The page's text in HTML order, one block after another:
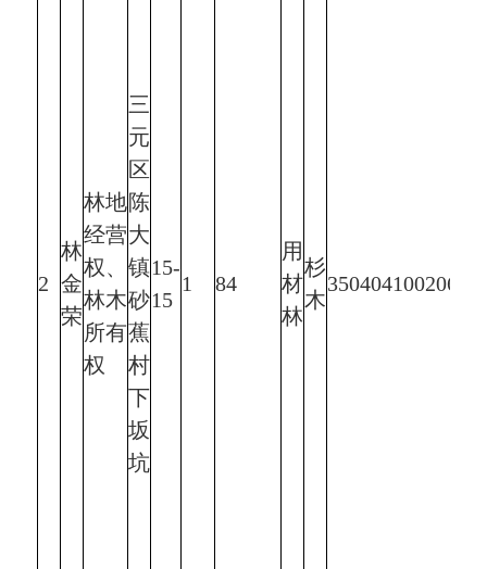
2
林
金
荣
林地
经营
权、
林木
所有
权
三
元
区
陈
大
镇
砂
蕉
村
下
坂
坑
15-
15
1 84
用
材
林
杉
木